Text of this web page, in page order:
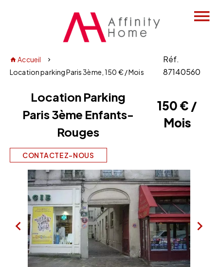
Accueil
Location parking Paris 3ème, 150 € / Mois
Réf.
87140560
CONTACTEZ-NOUS
Location Parking
Paris 3ème Enfants-
Rouges
150 € /
Mois